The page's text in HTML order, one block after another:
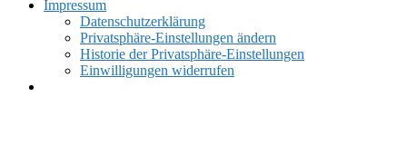
Impressum
Datenschutzerklärung
Privatsphäre-Einstellungen ändern
Historie der Privatsphäre-Einstellungen
Einwilligungen widerrufen